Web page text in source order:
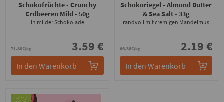
Schokofrüchte - Crunchy
Erdbeeren Mild - 50g
in milder Schokolade
71.80€/kg 3.59 €
In den Warenkorb
Schokoriegel - Almond Butter
& Sea Salt- 33g
randvoll mit cremigen Mandelmus
66.36€/kg 2.19 €
In den Warenkorb